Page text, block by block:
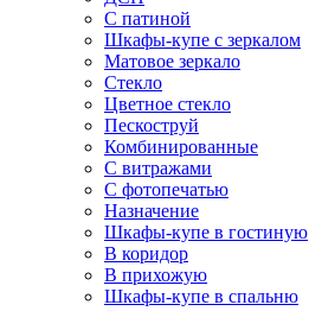
С патиной
Шкафы-купе с зеркалом
Матовое зеркало
Стекло
Цветное стекло
Пескоструй
Комбинированные
С витражами
С фотопечатью
Назначение
Шкафы-купе в гостиную
В коридор
В прихожую
Шкафы-купе в спальню